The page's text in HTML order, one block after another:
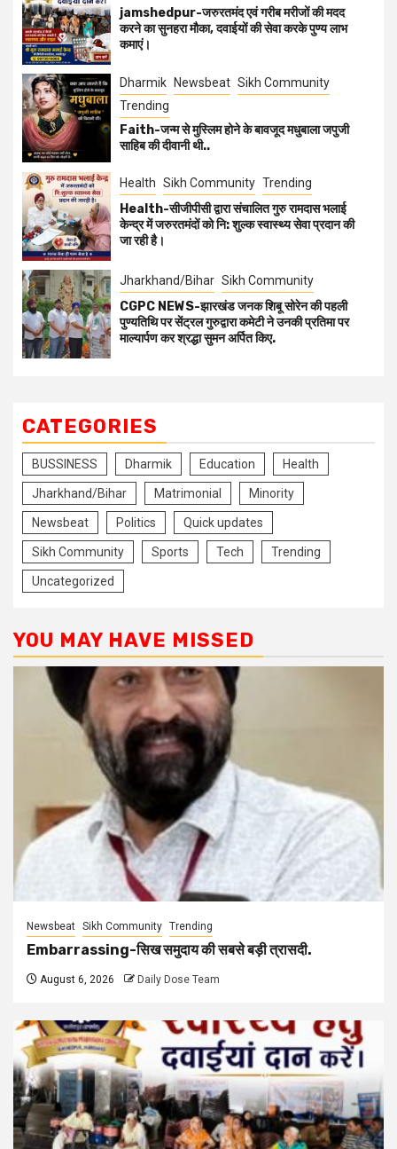
jamshedpur-जरुरतमंद एवं गरीब मरीजों की मदद
करने का सुनहरा मौका, दवाईयों की सेवा करके पुण्य लाभ
कमाएं।
Dharmik Newsbeat Sikh Community
Trending
Faith-जन्म से मुस्लिम होने के बावजूद मधुबाला जपुजी
साहिब की दीवानी थी..
Health Sikh Community Trending
Health-सीजीपीसी द्वारा संचालित गुरु रामदास भलाई
केन्द्र में जरुरतमंदों को नि: शुल्क स्वास्थ्य सेवा प्रदान की
जा रही है।
Jharkhand/Bihar Sikh Community
CGPC NEWS-झारखंड जनक शिबू सोरेन की पहली
पुण्यतिथि पर सेंट्रल गुरुद्वारा कमेटी ने उनकी प्रतिमा पर
माल्यार्पण कर श्रद्धा सुमन अर्पित किए.
CATEGORIES
BUSSINESS Dharmik Education Health
Jharkhand/Bihar Matrimonial Minority
Newsbeat Politics Quick updates
Sikh Community Sports Tech Trending
Uncategorized
YOU MAY HAVE MISSED
Newsbeat Sikh Community Trending
Embarrassing-सिख समुदाय की सबसे बड़ी त्रासदी.
August 6, 2026 Daily Dose Team